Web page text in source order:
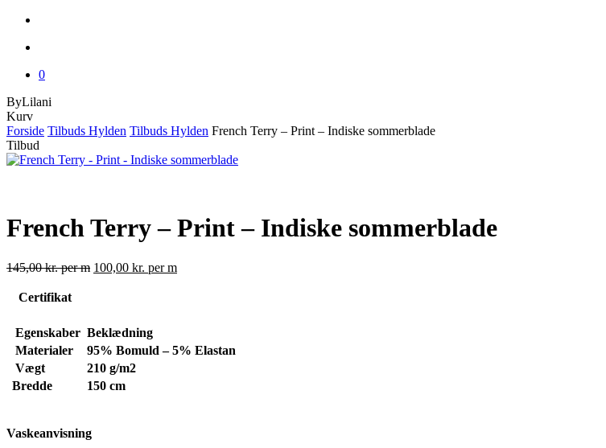
0
ByLilani
KurvClose
Cart
Forside Tilbuds Hylden Tilbuds Hylden French Terry – Print – Indiske sommerblade
Tilbud
French Terry – Print – Indiske sommerblade
145,00kr.per m 100,00 kr. per m
Certifikat
Egenskaber Beklædning
Materialer
95% Bomuld – 5% Elastan
Vægt
210 g/m2
Bredde
150 cm
Vaskeanvisning